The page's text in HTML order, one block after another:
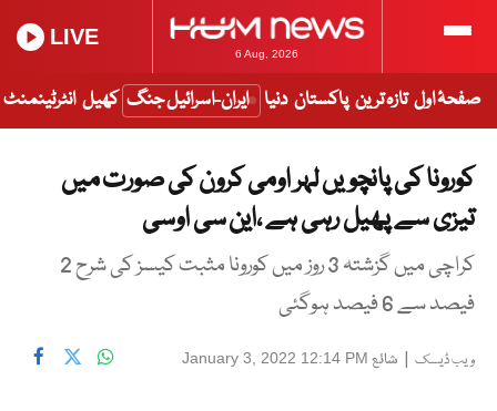
6 Aug, 2026
LIVE
صفحۂ اول تازہ ترین پاکستان دنیا ایران-اسرائیل جنگ کھیل انٹرٹینمنٹ
کورونا کی پانچویں لہر اومی کرون کی صورت میں
تیزی سے پھیل رہی ہے ،این سی اوسی
کراچی میں گزشتہ 3 روز میں کورونا مثبت کیسز کی شرح 2
فیصد سے 6 فیصد ہوگئی
ویب ڈیسک | شائع January 3, 2022 12:14 PM